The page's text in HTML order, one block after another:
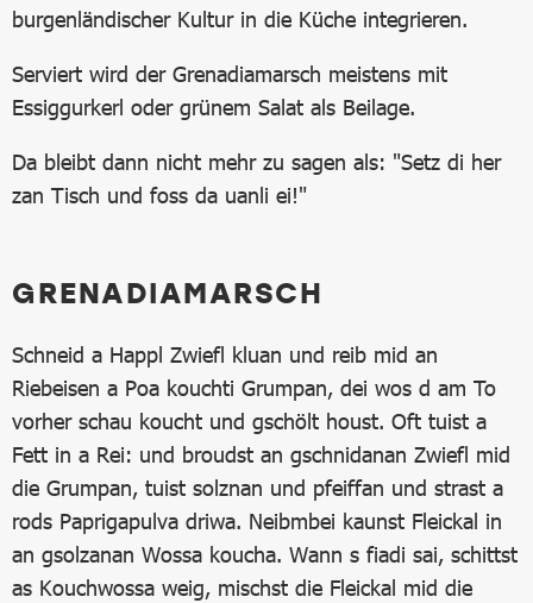
burgenländischer Kultur in die Küche integrieren.
Serviert wird der Grenadiamarsch meistens mit
Essiggurkerl oder grünem Salat als Beilage.
Da bleibt dann nicht mehr zu sagen als: "Setz di her
zan Tisch und foss da uanli ei!"
GRENADIAMARSCH
Schneid a Happl Zwiefl kluan und reib mid an
Riebeisen a Poa kouchti Grumpan, dei wos d am To
vorher schau koucht und gschölt houst. Oft tuist a
Fett in a Rei: und broudst an gschnidanan Zwiefl mid
die Grumpan, tuist solznan und pfeiffan und strast a
rods Paprigapulva driwa. Neibmbei kaunst Fleickal in
an gsolzanan Wossa koucha. Wann s fiadi sai, schittst
as Kouchwossa weig, mischst die Fleickal mid die